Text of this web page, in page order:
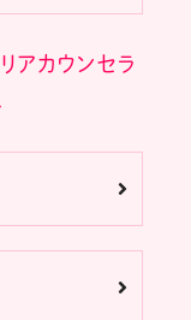
アカウンセラ